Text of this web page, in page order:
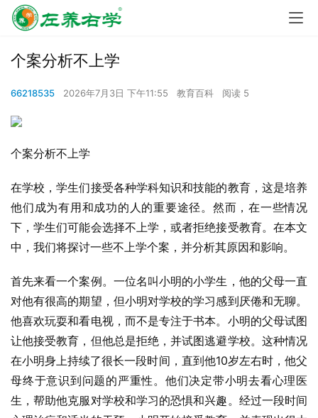
个案分析不上学
66218535 2026年7月3日 下午11:55 教育百科 阅读 5
个案分析不上学
在学校，学生们接受各种学科知识和技能的教育，这是培养
他们成为有用和成功的人的重要途径。然而，在一些情况
下，学生们可能会选择不上学，或者拒绝接受教育。在本文
中，我们将探讨一些不上学个案，并分析其原因和影响。
首先来看一个案例。一位名叫小明的小学生，他的父母一直
对他有很高的期望，但小明对学校的学习感到厌倦和无聊。
他喜欢玩耍和看电视，而不是专注于书本。小明的父母试图
让他接受教育，但他总是拒绝，并试图逃避学校。这种情况
在小明身上持续了很长一段时间，直到他10岁左右时，他父
母终于意识到问题的严重性。他们决定带小明去看心理医
生，帮助他克服对学校和学习的恐惧和兴趣。经过一段时间